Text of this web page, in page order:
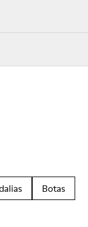
Botas